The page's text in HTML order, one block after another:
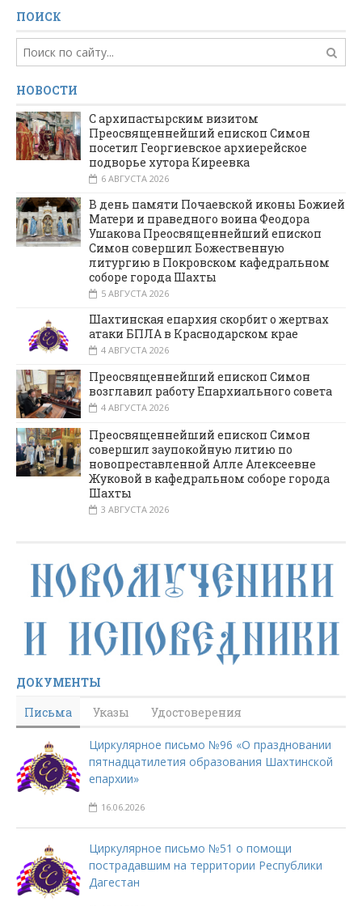
ПОИСК
НОВОСТИ
С архипастырским визитом
Преосвященнейший епископ Симон
посетил Георгиевское архиерейское
подворье хутора Киреевка
6 АВГУСТА 2026
В день памяти Почаевской иконы Божией
Матери и праведного воина Феодора
Ушакова Преосвященнейший епископ
Симон совершил Божественную
литургию в Покровском кафедральном
соборе города Шахты
5 АВГУСТА 2026
Шахтинская епархия скорбит о жертвах
атаки БПЛА в Краснодарском крае
4 АВГУСТА 2026
Преосвященнейший епископ Симон
возглавил работу Епархиального совета
4 АВГУСТА 2026
Преосвященнейший епископ Симон
совершил заупокойную литию по
новопреставленной Алле Алексеевне
Жуковой в кафедральном соборе города
Шахты
3 АВГУСТА 2026
ДОКУМЕНТЫ
Письма
Указы Удостоверения
Циркулярное письмо №96 «О праздновании
пятнадцатилетия образования Шахтинской
епархии»
16.06.2026
Циркулярное письмо №51 о помощи
пострадавшим на территории Республики
Дагестан